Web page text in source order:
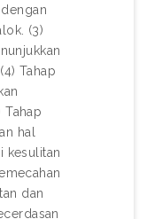
(3)
Tahap
hal
kesulitan
dan